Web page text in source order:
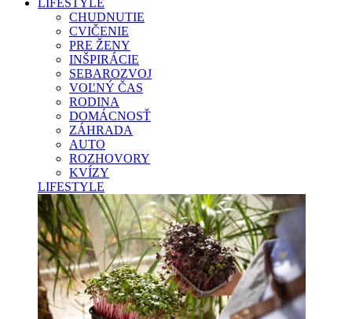
LIFESTYLE
CHUDNUTIE
CVIČENIE
PRE ŽENY
INŠPIRÁCIE
SEBAROZVOJ
VOĽNÝ ČAS
RODINA
DOMÁCNOSŤ
ZÁHRADA
AUTO
ROZHOVORY
KVÍZY
LIFESTYLE